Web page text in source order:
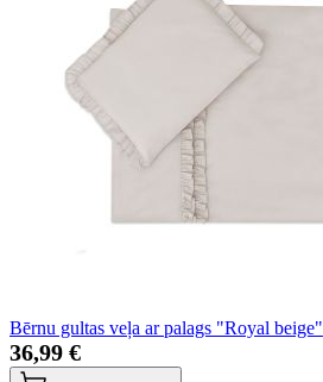
Bērnu gultas veļa ar palags "Royal beige"
36,99 €